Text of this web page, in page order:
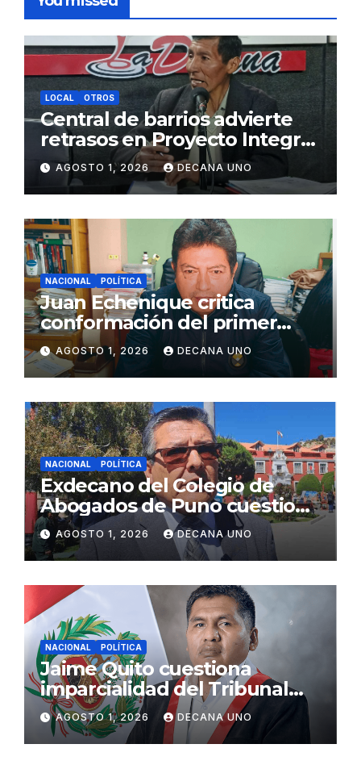
LOCAL OTROS
Central de barrios advierte
retrasos en Proyecto Integral
de Agua y Alcantarillado para
Juliaca
AGOSTO 1, 2026 DECANA UNO
NACIONAL POLÍTICA
Juan Echenique critica
conformación del primer
gabinete ministerial de Keiko
Fujimori
AGOSTO 1, 2026 DECANA UNO
NACIONAL POLÍTICA
Exdecano del Colegio de
Abogados de Puno cuestiona
propuestas sobre seguridad
ciudadana
AGOSTO 1, 2026 DECANA UNO
NACIONAL POLÍTICA
Jaime Quito cuestiona
imparcialidad del Tribunal
Constitucional tras liberación
de Ollanta Humala
AGOSTO 1, 2026 DECANA UNO